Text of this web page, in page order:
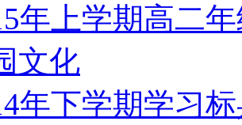
年上学期高二
文化
年下学期学习